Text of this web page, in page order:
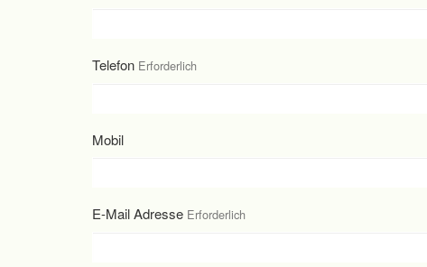
Telefon Erforderlich
Mobil
E-Mail Adresse Erforderlich